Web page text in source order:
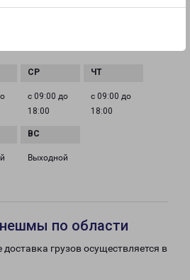
с 09:00 до
18:00
с 09:00 до
18:00
Выходной
по области
грузов осуществляется в